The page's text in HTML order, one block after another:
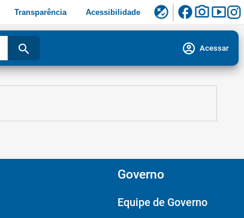
Transparência Acessibilidade flaky facebookphoto_camerasmart_display
search account_circle Acessar
Governo
Equipe de Governo